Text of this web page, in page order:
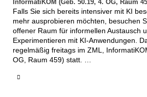
InformatiKOM (Geb. 50.19, 4. OG, Raum
Falls Sie sich bereits intensiver mit KI
mehr ausprobieren möchten, besuchen
offener Raum für informellen Austausch
Experimentieren mit KI-Anwendungen.
regelmäßig freitags im ZML,
OG, Raum 459) statt.
Alle Termine und Austausch finden Sie